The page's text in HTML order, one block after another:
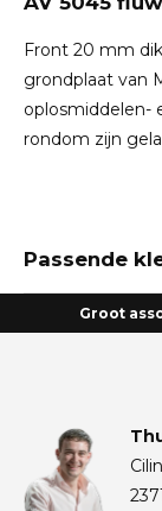
Front 20 mm
grondplaat van
oplosmiddelen-
rondom zijn
Passende
Groot